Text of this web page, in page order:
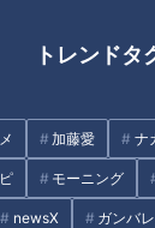
トレンドタ
加藤愛 ナ
モーニング
newsX ガンバ
った松本佐多は
、動かうとしや
かんようにする
あべこべ）どす